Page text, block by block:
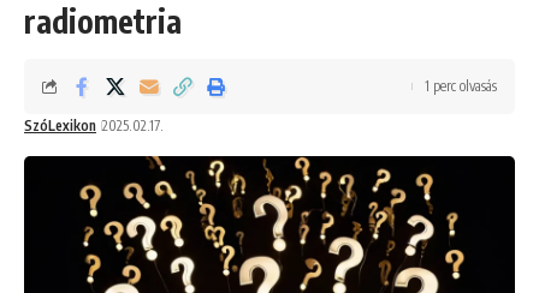
radiometria
SzóLexikon 2025.02.17.
1 perc olvasás